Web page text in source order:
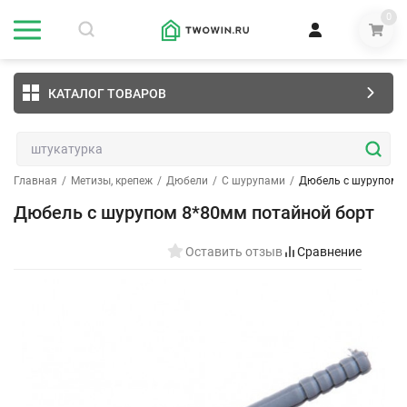
0
КАТАЛОГ ТОВАРОВ
Главная / Метизы, крепеж / Дюбели / С шурупами / Дюбель с шурупом
Дюбель с шурупом 8*80мм потайной борт
Оставить отзыв Сравнение